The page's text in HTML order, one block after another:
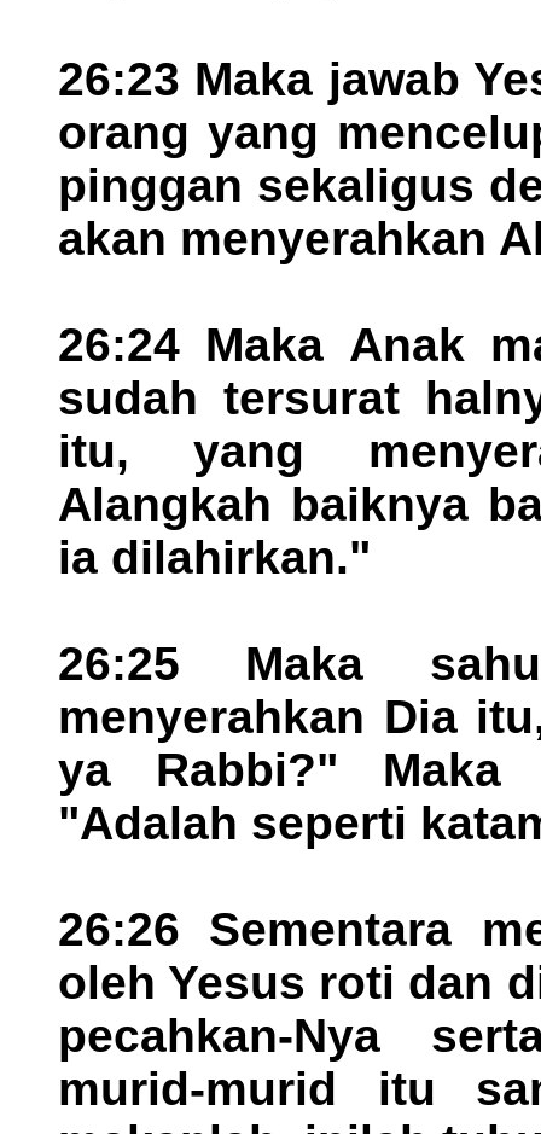
26:23 Maka jawab
orang yang
pinggan sekaligus
akan menyerahkan
26:24 Maka Anak
sudah tersurat
itu, yang
Alangkah baiknya
ia dilahirkan."
26:25 Maka
menyerahkan Dia
ya Rabbi?" Maka
"Adalah seperti
26:26 Sementara
oleh Yesus roti dan
pecahkan-Nya
murid-murid itu